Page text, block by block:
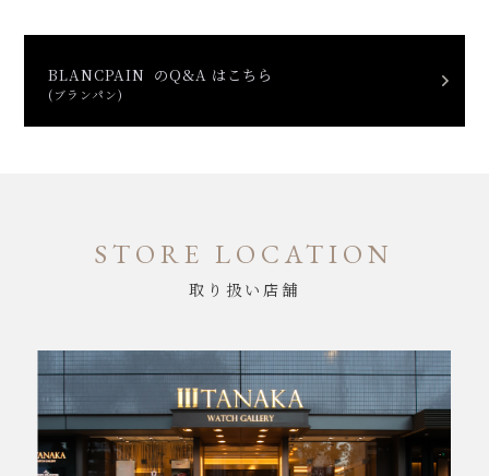
BLANCPAIN のQ&A はこちら
(ブランパン)
STORE LOCATION
取り扱い店舗